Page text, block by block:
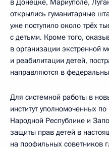
в Донецке, Мариуполе,
открылись гуманитарные
уже поступило около трёх
с детьми. Кроме того,
в организации экстренной
и реабилитации детей,
направляются в
Для системной работы в
институт уполномоченных
Народной Республике и
защиты прав детей в
на профильных советников